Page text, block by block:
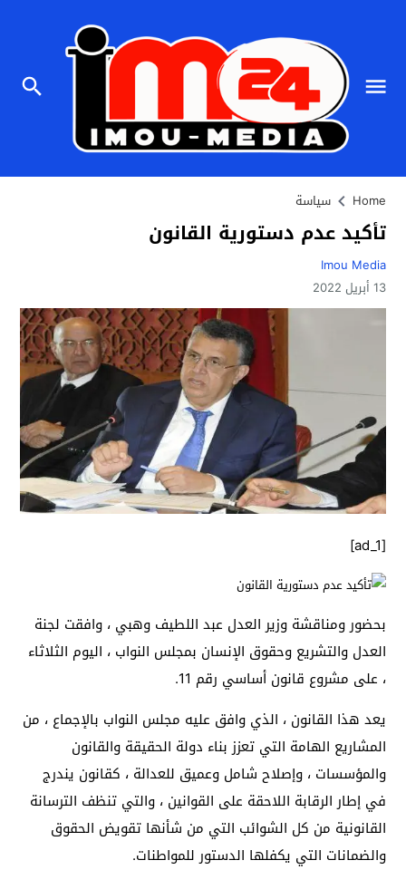
Home سياسة
تأكيد عدم دستورية القانون
Imou Media
13 أبريل 2022
[ad_1]
بحضور ومناقشة وزير العدل عبد اللطيف وهبي ، وافقت لجنة
العدل والتشريع وحقوق الإنسان بمجلس النواب ، اليوم الثلاثاء
، على مشروع قانون أساسي رقم 11.
يعد هذا القانون ، الذي وافق عليه مجلس النواب بالإجماع ، من
المشاريع الهامة التي تعزز بناء دولة الحقيقة والقانون
والمؤسسات ، وإصلاح شامل وعميق للعدالة ، كقانون يندرج
في إطار الرقابة اللاحقة على القوانين ، والتي تنظف الترسانة
القانونية من كل الشوائب التي من شأنها تقويض الحقوق
والضمانات التي يكفلها الدستور للمواطنات.